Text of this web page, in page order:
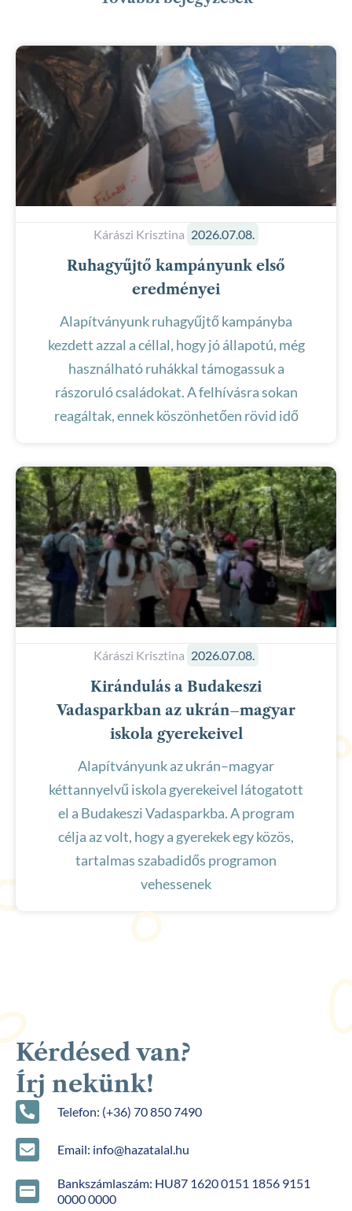
Ruhagyűjtő kampányunk első
eredményei
Alapítványunk ruhagyűjtő kampányba
kezdett azzal a céllal, hogy jó állapotú, még
használható ruhákkal támogassuk a
rászoruló családokat. A felhívásra sokan
reagáltak, ennek köszönhetően rövid idő
Kárászi Krisztina 2026.07.08.
Kirándulás a Budakeszi
Vadasparkban az ukrán–magyar
iskola gyerekeivel
Alapítványunk az ukrán–magyar
kéttannyelvű iskola gyerekeivel látogatott
el a Budakeszi Vadasparkba. A program
célja az volt, hogy a gyerekek egy közös,
tartalmas szabadidős programon
vehessenek
Kárászi Krisztina 2026.07.08.
Kérdésed van?
Írj nekünk!
Telefon: (+36) 70 850 7490
Email: info@hazatalal.hu
Bankszámlaszám: HU87 1620 0151 1856 9151
0000 0000